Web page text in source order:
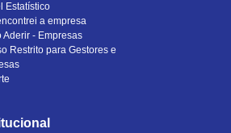
Estatístico
a empresa
Aderir - Empresas
Restrito para Gestores e